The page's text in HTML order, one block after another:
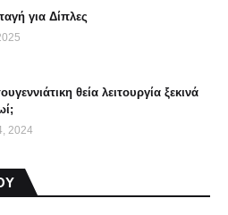
για Δίπλες
θεία λειτουργία ξεκινά
2024